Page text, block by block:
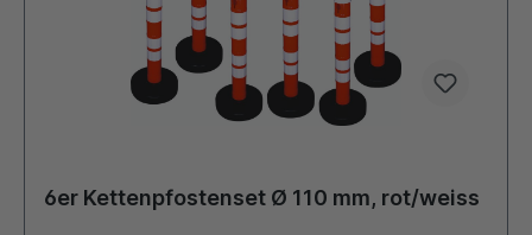
6er Kettenpfostenset Ø 110 mm, rot/weiss